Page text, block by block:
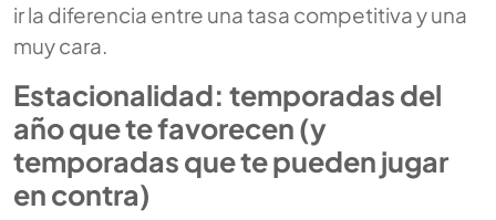
ir la diferencia entre una tasa competitiva y una
muy cara.
Estacionalidad: temporadas del
año que te favorecen (y
temporadas que te pueden jugar
en contra)